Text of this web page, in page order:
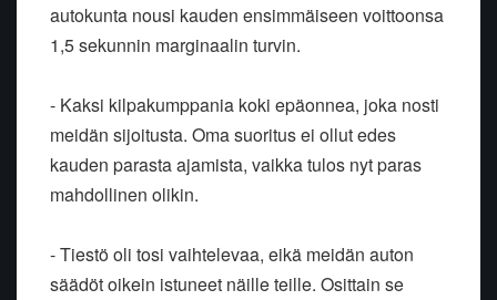
autokunta nousi kauden ensimmäiseen voittoonsa
1,5 sekunnin marginaalin turvin.
- Kaksi kilpakumppania koki epäonnea, joka nosti
meidän sijoitusta. Oma suoritus ei ollut edes
kauden parasta ajamista, vaikka tulos nyt paras
mahdollinen olikin.
- Tiestö oli tosi vaihtelevaa, eikä meidän auton
säädöt oikein istuneet näille teille. Osittain se